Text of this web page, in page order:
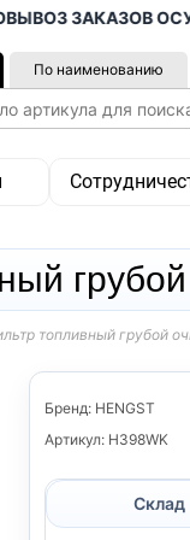
ЗАКАЗОВ
По наименованию
грубой
топливный грубой
Бренд: HENGST
Артикул: H398WK
Склад